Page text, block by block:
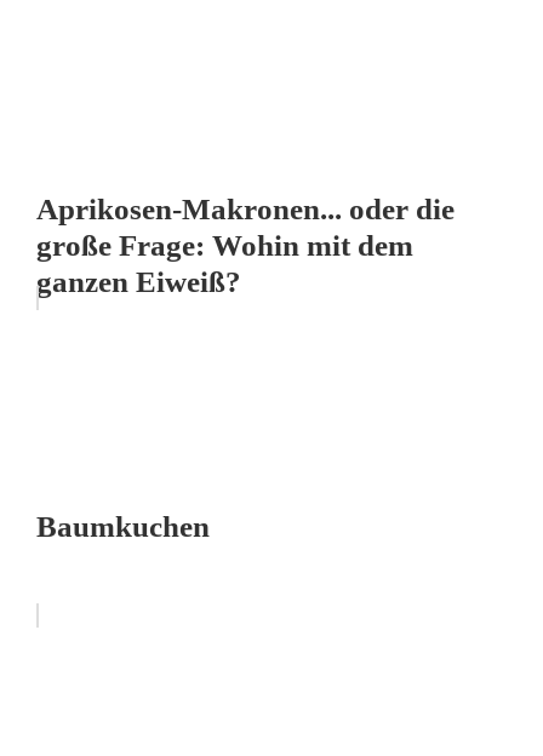
Aprikosen-Makronen... oder die
große Frage: Wohin mit dem
ganzen Eiweiß?
Baumkuchen